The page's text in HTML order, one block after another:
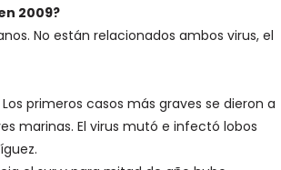
2009?
No están relacionados ambos virus, el
primeros casos más graves se dieron a
marinas. El virus mutó e infectó lobos